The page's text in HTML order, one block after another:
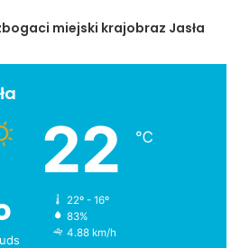
miejski krajobraz Jasła
22 ℃
22º - 16º
83%
4.88 km/h